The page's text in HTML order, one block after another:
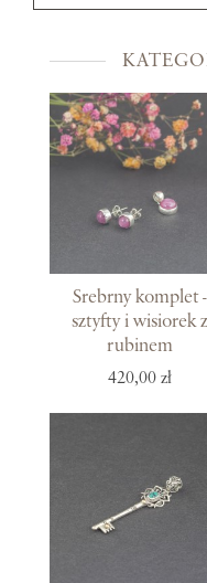
Srebrny komplet -
sztyfty i wisiorek z
rubinem
420,00 zł